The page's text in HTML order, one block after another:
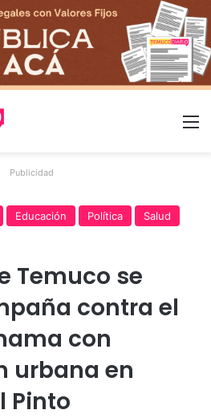
Publicidad
Educación Política
Salud
Temuco se
contra el
con
urbana en
Pinto